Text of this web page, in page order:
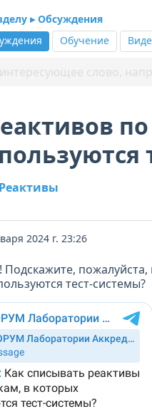
▸ Обсуждения
Обучение
2024 г. 23:26
тест-системы?